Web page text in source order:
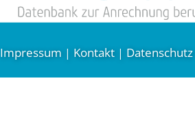
Impressum | Kontakt | Datenschutz